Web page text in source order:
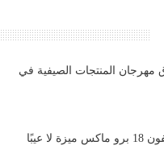
مهرجان المنتجات الصيفية في